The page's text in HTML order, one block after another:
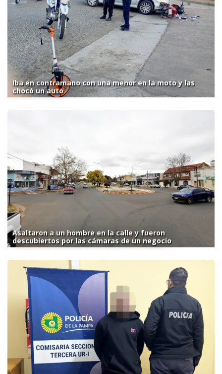
Iba en contramano con una menor en la moto y las
chocó un auto
Asaltaron a un hombre en la calle y fueron
descubiertos por las cámaras de un negocio